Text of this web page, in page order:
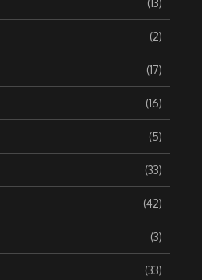
(13)
(2)
(17)
(16)
(5)
(33)
(42)
(3)
(33)